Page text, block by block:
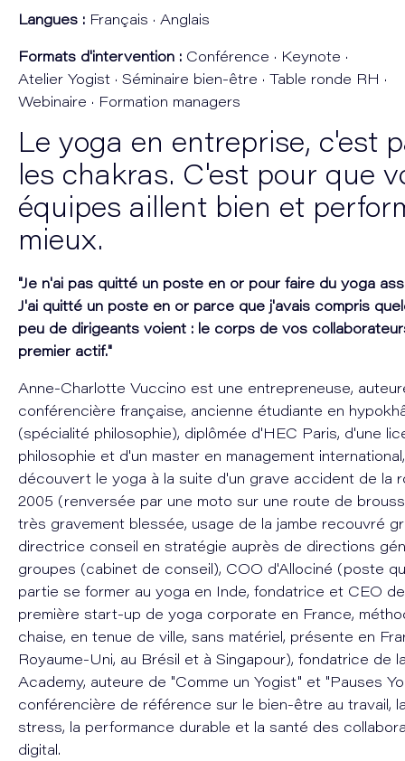
Langues : Français · Anglais
Formats d'intervention : Conférence · Keynote ·
Atelier Yogist · Séminaire bien-être · Table ronde RH ·
Webinaire · Formation managers
Le yoga en entreprise, c'est
les chakras. C'est pour que
équipes aillent bien et
mieux.
"Je n'ai pas quitté un poste en or pour faire du yoga
J'ai quitté un poste en or parce que j'avais compris
peu de dirigeants voient : le corps de vos
premier actif."
Anne-Charlotte Vuccino est une entrepreneuse,
conférencière française, ancienne étudiante en
(spécialité philosophie), diplômée d'HEC Paris, d'une
philosophie et d'un master en management
découvert le yoga à la suite d'un grave accident de la
2005 (renversée par une moto sur une route de
très gravement blessée, usage de la jambe recouvré
directrice conseil en stratégie auprès de directions
groupes (cabinet de conseil), COO d'Allociné (poste
partie se former au yoga en Inde, fondatrice et CEO de
première start-up de yoga corporate en France,
chaise, en tenue de ville, sans matériel, présente en
Royaume-Uni, au Brésil et à Singapour), fondatrice de
Academy, auteure de "Comme un Yogist" et "Pauses
conférencière de référence sur le bien-être au travail,
stress, la performance durable et la santé des
digital.